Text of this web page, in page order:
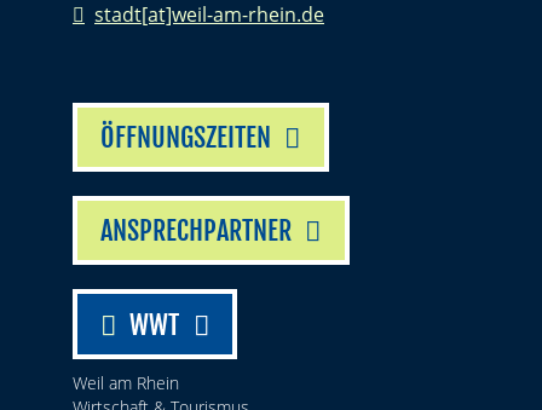
stadt[at]weil-am-rhein.de
ÖFFNUNGSZEITEN
ANSPRECHPARTNER
WWT
Weil am Rhein